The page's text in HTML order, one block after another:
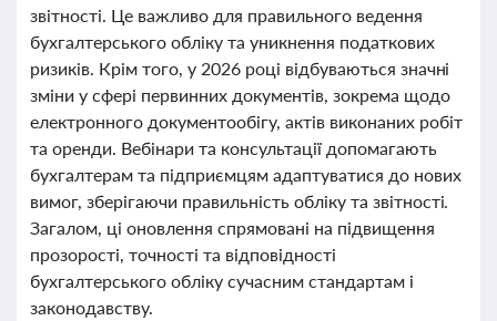
звітності. Це важливо для правильного ведення
бухгалтерського обліку та уникнення податкових
ризиків. Крім того, у 2026 році відбуваються значні
зміни у сфері первинних документів, зокрема щодо
електронного документообігу, актів виконаних робіт
та оренди. Вебінари та консультації допомагають
бухгалтерам та підприємцям адаптуватися до нових
вимог, зберігаючи правильність обліку та звітності.
Загалом, ці оновлення спрямовані на підвищення
прозорості, точності та відповідності
бухгалтерського обліку сучасним стандартам і
законодавству.